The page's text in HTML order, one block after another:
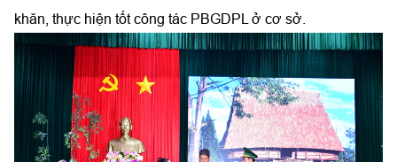
khăn, thực hiện tốt công tác PBGDPL ở cơ sở.